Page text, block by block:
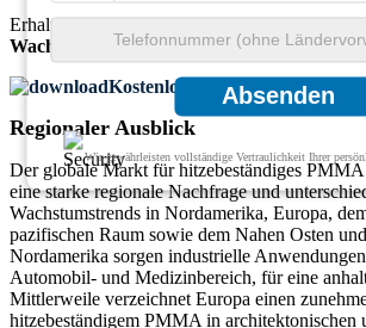
Absenden
Wir gewährleisten vollständige Vertraulichkeit Ihrer
Erhalten Sie umfassende Einblicke in die
Wachstumstrends
Kostenloses Muster
Regionaler Ausblick
Der globale Markt für hitzebeständiges
eine starke regionale Nachfrage und
Wachstumstrends in Nordamerika, Europa,
pazifischen Raum sowie dem Nahen Osten
Nordamerika sorgen industrielle
Automobil- und Medizinbereich, für eine
Mittlerweile verzeichnet Europa einen
hitzebeständigem PMMA in architektonischen